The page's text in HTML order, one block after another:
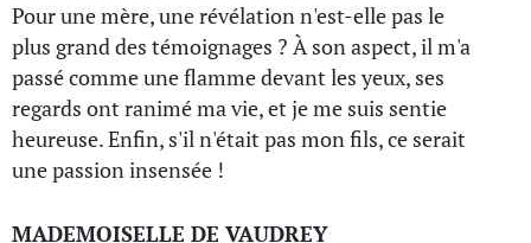
Pour une mère, une révélation n'est-elle pas le
plus grand des témoignages ? À son aspect, il m'a
passé comme une flamme devant les yeux, ses
regards ont ranimé ma vie, et je me suis sentie
heureuse. Enfin, s'il n'était pas mon fils, ce serait
une passion insensée !
MADEMOISELLE DE VAUDREY